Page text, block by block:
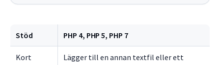
Stöd PHP 4, PHP 5, PHP 7
Kort
Lägger till en annan textfil eller ett